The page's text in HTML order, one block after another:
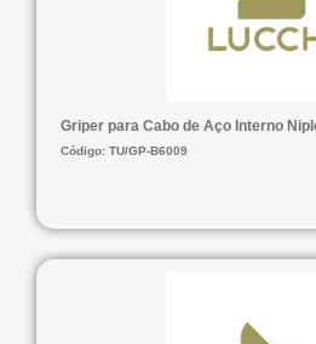
Griper para Cabo de Aço Interno
Código: TU/GP-B6009